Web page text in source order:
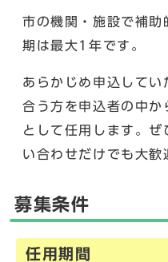
市の機関・施設で補助
期は最大1年です。
あらかじめ申込してい
合う方を申込者の中か
として任用します。
い合わせだけでも大歓
募集条件
任用期間